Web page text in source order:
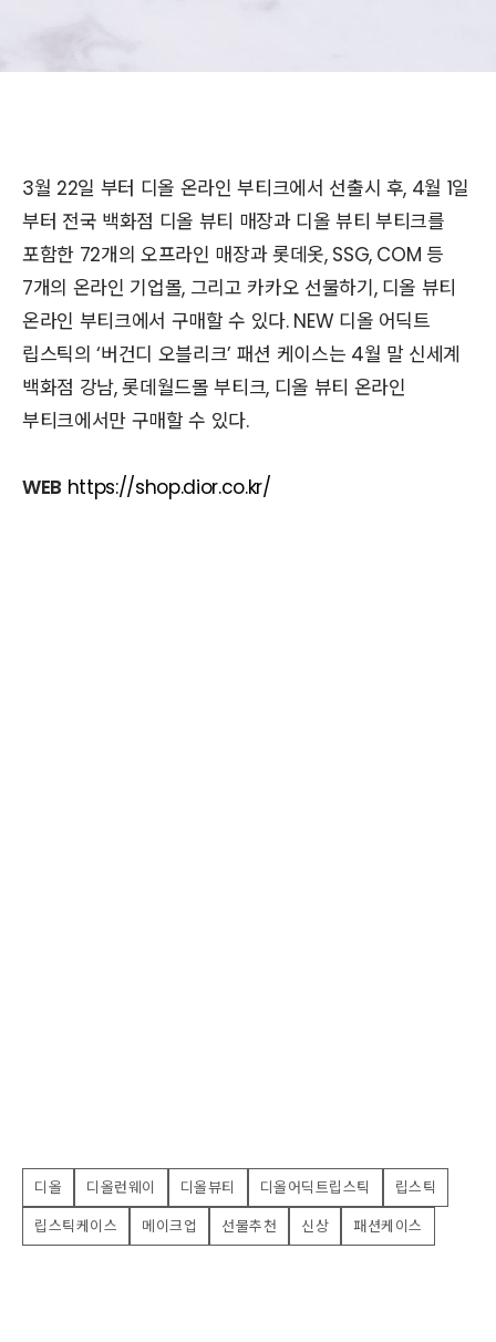
3월 22일 부터 디올 온라인 부티크에서 선출시 후, 4월 1일
부터 전국 백화점 디올 뷰티 매장과 디올 뷰티 부티크를
포함한 72개의 오프라인 매장과 롯데옷, SSG, COM 등
7개의 온라인 기업몰, 그리고 카카오 선물하기, 디올 뷰티
온라인 부티크에서 구매할 수 있다. NEW 디올 어딕트
립스틱의 ‘버건디 오블리크’ 패션 케이스는 4월 말 신세계
백화점 강남, 롯데월드몰 부티크, 디올 뷰티 온라인
부티크에서만 구매할 수 있다.
WEB https://shop.dior.co.kr/
디올 디올런웨이 디올뷰티 디올어딕트립스틱
립스틱
립스틱케이스
메이크업 선물추천 신상 패션케이스